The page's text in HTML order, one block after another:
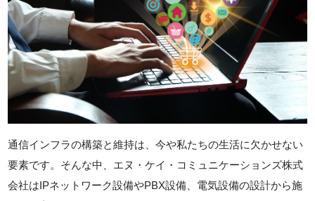
通信インフラの構築と維持は、今や私たちの生活に欠かせない
要素です。そんな中、エヌ・ケイ・コミュニケーションズ株式
会社はIPネットワーク設備やPBX設備、電気設備の設計から施